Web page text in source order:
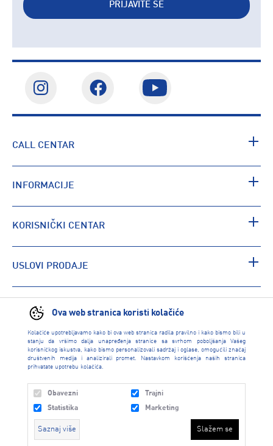
Ova web stranica koristi kolačiće
Kolačiće upotrebljavamo kako bi ova web stranica radila pravilno i kako bismo bili u
stanju da vršimo dalja unapređenja stranice sa svrhom poboljšanja Vašeg
korisničkog iskustva, kako bismo personalizovali sadržaj i oglase, omogućili značaj
društvenih medija i analizirali promet. Nastavkom korišćenja naših stranica
prihvatate upotrebu kolačića.
Obavezni
Trajni
Statistika
Marketing
Saznaj više Slažem se
PRIJAVITE SE
CALL CENTAR
INFORMACIJE
KORISNIČKI CENTAR
USLOVI PRODAJE
PRONAĐI RADNJU
INTERSPORT 2026 created by Enetel Solutions